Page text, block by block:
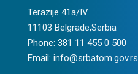
Terazije 41a/IV
11103 Belgrade,Serbia
Phone: 381 11 455 0 500
Email: info@srbatom.gov.rs